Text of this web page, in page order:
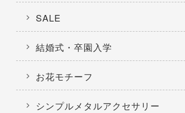
SALE
結婚式・卒園入学
お花モチーフ
シンプルメタルアクセサリー